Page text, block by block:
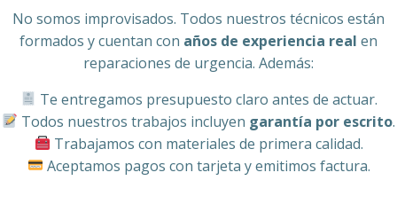
No somos improvisados. Todos nuestros técnicos están
formados y cuentan con años de experiencia real en
reparaciones de urgencia. Además:
Te entregamos presupuesto claro antes de actuar.
Todos nuestros trabajos incluyen garantía por escrito.
Trabajamos con materiales de primera calidad.
Aceptamos pagos con tarjeta y emitimos factura.